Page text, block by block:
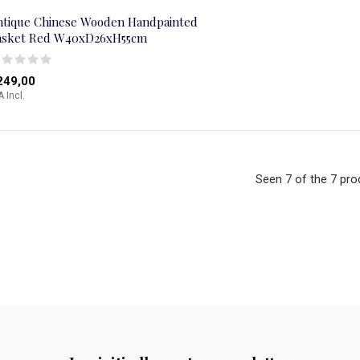
Chinese Wooden Handpainted
Red W40xD26xH55cm
Incl.
Seen 7 of the 7